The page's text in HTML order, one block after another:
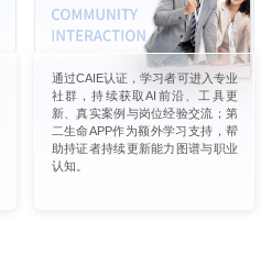
通过CAIE认证，学习者可进入专业
社群，持续获取AI前沿、工具更
新、真实案例与岗位经验交流；第
二生命APP作为额外学习支持，帮
助持证者持续更新能力图谱与职业
认知。